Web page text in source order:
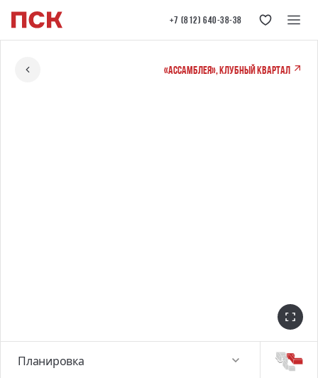
+7 (812) 640-38-38
«Ассамблея», клубный квартал
Планировка